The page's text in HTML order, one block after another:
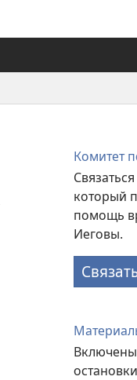
Комитет
который
помощь
Иеговы.